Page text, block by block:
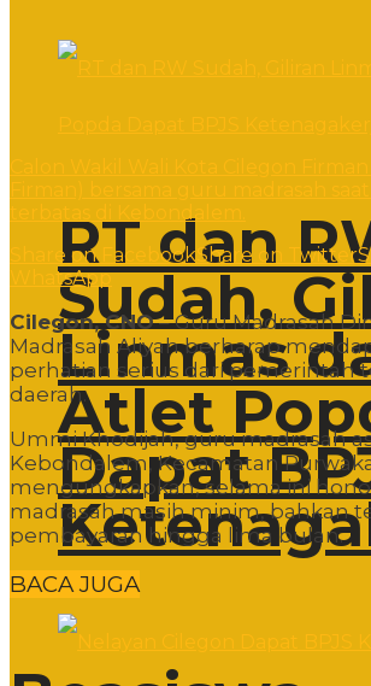
RT dan
Sudah,
Linmas
Atlet
Dapat
terbatas di Kebondalem.
Share on Facebook Share on Twitter
WhatsApp
Cilegon, CNO– Guru Madrasah
Madrasah Aliyah berharap
perhatian serius dari pemerintah
daerah.
Ummi Khodijah, guru madrasah
Kebondalem, Kecamatan
mengungkapkan, selama ini
madrasah masih minim, bahkan
pembayaran hingga lima bulan.
BACA JUGA